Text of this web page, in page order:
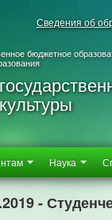
Сведения об
бюджетное
Наука
-